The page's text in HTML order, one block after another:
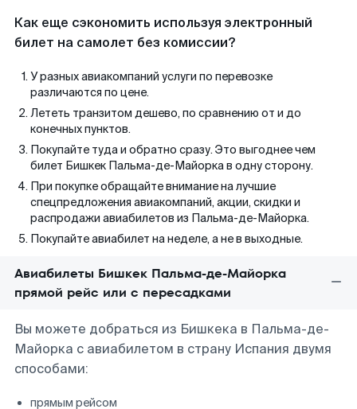
Как еще сэкономить используя электронный
билет на самолет без комиссии?
У разных авиакомпаний услуги по перевозке
различаются по цене.
Лететь транзитом дешево, по сравнению от и до
конечных пунктов.
Покупайте туда и обратно сразу. Это выгоднее чем
билет Бишкек Пальма-де-Майорка в одну сторону.
При покупке обращайте внимание на лучшие
спецпредложения авиакомпаний, акции, скидки и
распродажи авиабилетов из Пальма-де-Майорка.
Покупайте авиабилет на неделе, а не в выходные.
Авиабилеты Бишкек Пальма-де-Майорка
прямой рейс или с пересадками
Вы можете добраться из Бишкека в Пальма-де-
Майорка с авиабилетом в страну Испания двумя
способами:
прямым рейсом